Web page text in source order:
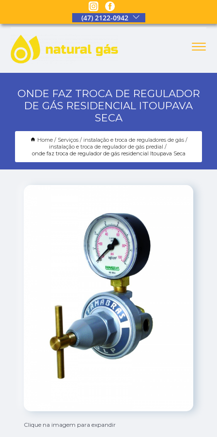
(47) 2122-0942
ONDE FAZ TROCA DE REGULADOR
DE GÁS RESIDENCIAL ITOUPAVA
SECA
Home Serviços
instalação e troca de reguladores de gás
instalação e troca de regulador de gás predial
onde faz troca de regulador de gás residencial Itoupava Seca
Clique na imagem para expandir